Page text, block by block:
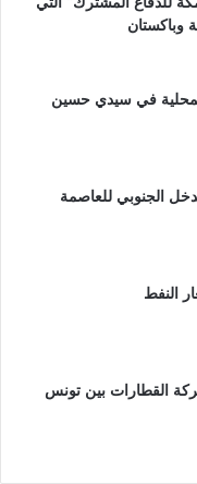
وباكستان
في سيدي حسين
الجنوبي للعاصمة
النفط
القطارات بين تونس